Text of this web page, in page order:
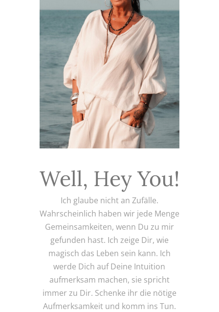
Well, Hey You!
Ich glaube nicht an Zufälle.
Wahrscheinlich haben wir jede Menge
Gemeinsamkeiten, wenn Du zu mir
gefunden hast. Ich zeige Dir, wie
magisch das Leben sein kann. Ich
werde Dich auf Deine Intuition
aufmerksam machen, sie spricht
immer zu Dir. Schenke ihr die nötige
Aufmerksamkeit und komm ins Tun.